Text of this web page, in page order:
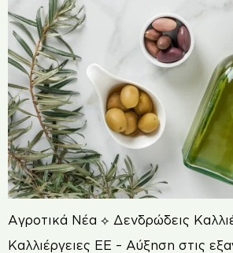
Αγροτικά Νέα ⟡ Δενδρώδεις
Καλλιέργειες ΕΕ – Αύξηση στις